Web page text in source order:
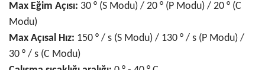
Max Eğim Açısı: 30 ° (S Modu) / 20 ° (P Modu) / 20 ° (C
Modu)
Max Açısal Hız: 150 ° / s (S Modu) / 130 ° / s (P Modu) /
30 ° / s (C Modu)